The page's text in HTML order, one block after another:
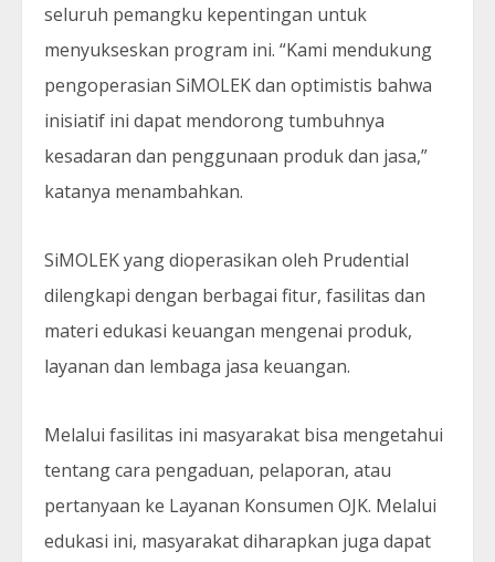
seluruh pemangku kepentingan untuk
menyukseskan program ini. “Kami mendukung
pengoperasian SiMOLEK dan optimistis bahwa
inisiatif ini dapat mendorong tumbuhnya
kesadaran dan penggunaan produk dan jasa,”
katanya menambahkan.
SiMOLEK yang dioperasikan oleh Prudential
dilengkapi dengan berbagai fitur, fasilitas dan
materi edukasi keuangan mengenai produk,
layanan dan lembaga jasa keuangan.
Melalui fasilitas ini masyarakat bisa mengetahui
tentang cara pengaduan, pelaporan, atau
pertanyaan ke Layanan Konsumen OJK. Melalui
edukasi ini, masyarakat diharapkan juga dapat